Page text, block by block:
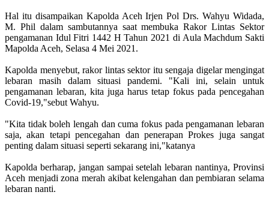
Hal itu disampaikan Kapolda Aceh Irjen Pol Drs. Wahyu Widada,
M. Phil dalam sambutannya saat membuka Rakor Lintas Sektor
pengamanan Idul Fitri 1442 H Tahun 2021 di Aula Machdum Sakti
Mapolda Aceh, Selasa 4 Mei 2021.
Kapolda menyebut, rakor lintas sektor itu sengaja digelar mengingat
lebaran masih dalam situasi pandemi. "Kali ini, selain untuk
pengamanan lebaran, kita juga harus tetap fokus pada pencegahan
Covid-19,"sebut Wahyu.
"Kita tidak boleh lengah dan cuma fokus pada pengamanan lebaran
saja, akan tetapi pencegahan dan penerapan Prokes juga sangat
penting dalam situasi seperti sekarang ini,"katanya
Kapolda berharap, jangan sampai setelah lebaran nantinya, Provinsi
Aceh menjadi zona merah akibat kelengahan dan pembiaran selama
lebaran nanti.